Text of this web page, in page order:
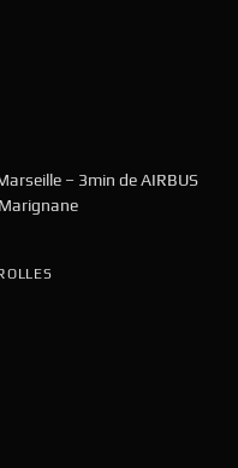
– 3min de AIRBUS